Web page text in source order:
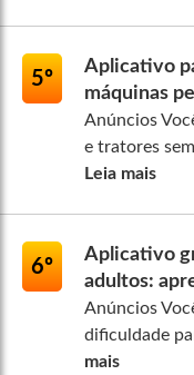
5º
Aplicativo
máquinas
Anúncios
e tratores
Leia mais
6º
Aplicativo
adultos:
Anúncios
dificuldade
mais